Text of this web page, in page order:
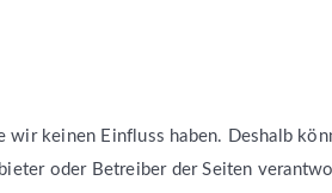
keinen Einfluss haben. Deshalb
oder Betreiber der Seiten